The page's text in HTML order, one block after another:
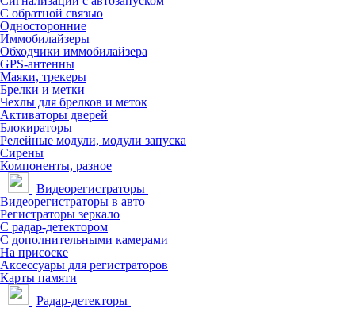
С обратной связью
Односторонние
Иммобилайзеры
Обходчики иммобилайзера
GPS-антенны
Маяки, трекеры
Брелки и метки
Чехлы для брелков и меток
Активаторы дверей
Блокираторы
Релейные модули, модули запуска
Сирены
Компоненты, разное
Видеорегистраторы
Видеорегистраторы в авто
Регистраторы зеркало
С радар-детектором
С дополнительными камерами
На присоске
Аксессуары для регистраторов
Карты памяти
Радар-детекторы